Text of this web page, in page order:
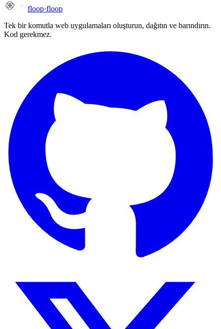
floop·floop
Tek bir komutla web uygulamaları oluşturun, dağıtın ve barındırın.
Kod gerekmez.